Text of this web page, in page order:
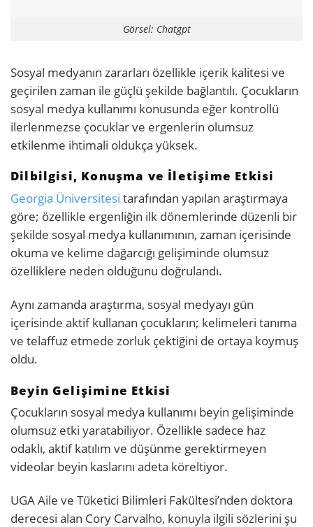
Görsel: Chatgpt
Sosyal medyanın zararları özellikle içerik kalitesi ve
geçirilen zaman ile güçlü şekilde bağlantılı. Çocukların
sosyal medya kullanımı konusunda eğer kontrollü
ilerlenmezse çocuklar ve ergenlerin olumsuz
etkilenme ihtimali oldukça yüksek.
Dilbilgisi, Konuşma ve İletişime Etkisi
Georgia Üniversitesi tarafından yapılan araştırmaya
göre; özellikle ergenliğin ilk dönemlerinde düzenli bir
şekilde sosyal medya kullanımının, zaman içerisinde
okuma ve kelime dağarcığı gelişiminde olumsuz
özelliklere neden olduğunu doğrulandı.
Aynı zamanda araştırma, sosyal medyayı gün
içerisinde aktif kullanan çocukların; kelimeleri tanıma
ve telaffuz etmede zorluk çektiğini de ortaya koymuş
oldu.
Beyin Gelişimine Etkisi
Çocukların sosyal medya kullanımı beyin gelişiminde
olumsuz etki yaratabiliyor. Özellikle sadece haz
odaklı, aktif katılım ve düşünme gerektirmeyen
videolar beyin kaslarını adeta köreltiyor.
UGA Aile ve Tüketici Bilimleri Fakültesi’nden doktora
derecesi alan Cory Carvalho, konuyla ilgili sözlerini şu